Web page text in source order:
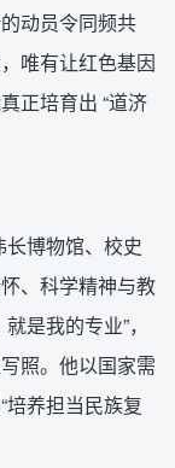
动员令同频共
唯有让红色基因
正培育出 “道济
博物馆、校史
、科学精神与教
是我的专业”，
照。他以国家需
培养担当民族复